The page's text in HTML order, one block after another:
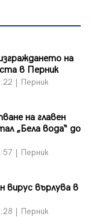
на
в Перник
| Перник
на главен
„Бела вода“ до
| Перник
вирус върлува в
| Перник